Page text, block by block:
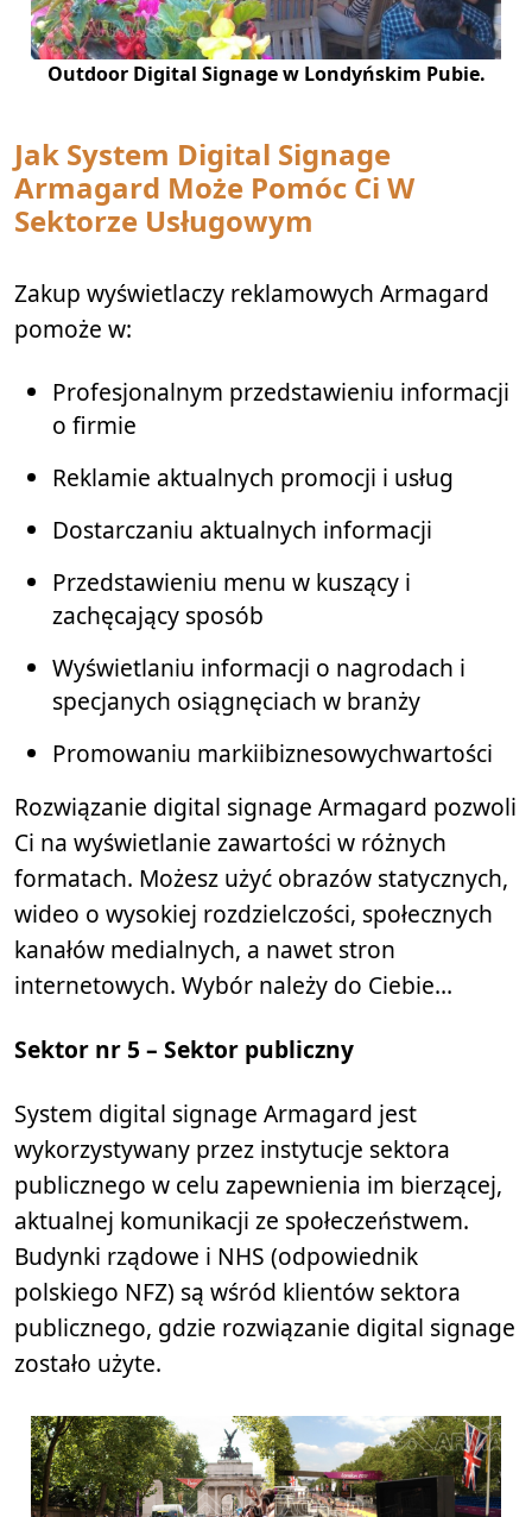
Outdoor Digital Signage w Londyńskim Pubie.
Jak System Digital Signage
Armagard Może Pomóc Ci W
Sektorze Usługowym
Zakup wyświetlaczy reklamowych Armagard
pomoże w:
Profesjonalnym przedstawieniu informacji
o firmie
Reklamie aktualnych promocji i usług
Dostarczaniu aktualnych informacji
Przedstawieniu menu w kuszący i
zachęcający sposób
Wyświetlaniu informacji o nagrodach i
specjanych osiągnęciach w branży
Promowaniu markiibiznesowychwartości
Rozwiązanie digital signage Armagard pozwoli
Ci na wyświetlanie zawartości w różnych
formatach. Możesz użyć obrazów statycznych,
wideo o wysokiej rozdzielczości, społecznych
kanałów medialnych, a nawet stron
internetowych. Wybór należy do Ciebie…
Sektor nr 5 – Sektor publiczny
System digital signage Armagard jest
wykorzystywany przez instytucje sektora
publicznego w celu zapewnienia im bierzącej,
aktualnej komunikacji ze społeczeństwem.
Budynki rządowe i NHS (odpowiednik
polskiego NFZ) są wśród klientów sektora
publicznego, gdzie rozwiązanie digital signage
zostało użyte.